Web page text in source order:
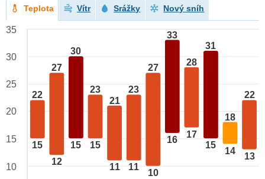
Teplota Vítr Srážky Nový sníh
22
15
27
12
30
15
23
15
21
11
23
11
27
10
33
16
28
17
31
15
18
14
22
13
35
30
25
20
15
10